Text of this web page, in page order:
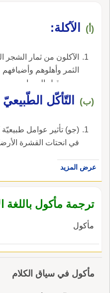
(أ) الآكلة‏:‏
الآكلون من ثمار الشجر
الثمر وأهلوهم
معهم قبل الحصاد‏.
(ب) التّأكّل الطّبيعيّ
(جو) تأثير عوامل طبيعيّة
في انحتات القشرة
عرض المزيد
ترجمة مأكول باللغة
مأكول
مأكول في سياق الكلام